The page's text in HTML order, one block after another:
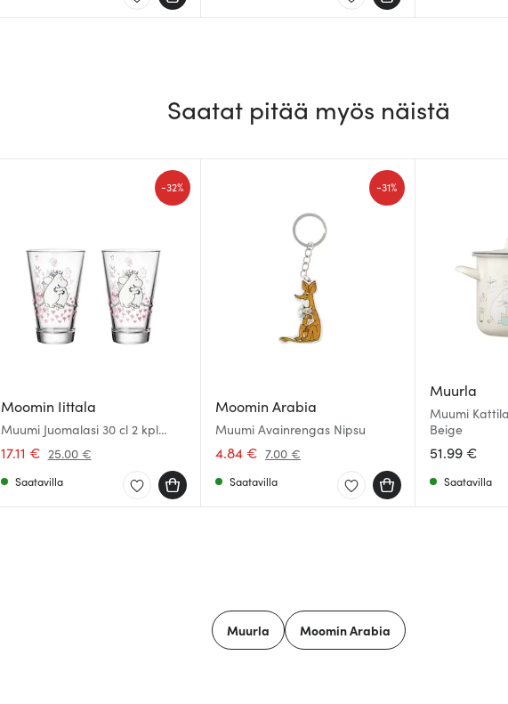
Saatat pitää myös näistä
Moomin Iittala
Muumi Juomalasi 30 cl 2 kpl
Rakkaus
17.11 € 25.00 €
-32%
Saatavilla
Moomin Arabia
Muumi Avainrengas Nipsu
4.84 € 7.00 €
-31%
Saatavilla
Muurla
Muumi
Beige
51.99 €
Saatavilla
Muurla Moomin Arabia